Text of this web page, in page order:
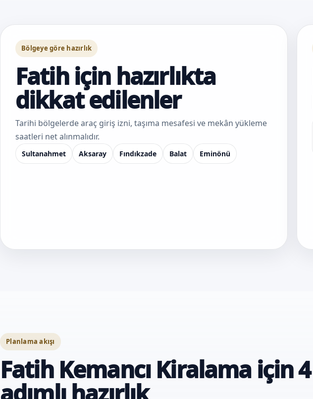
Bölgeye göre hazırlık
Fatih için hazırlıkta
dikkat edilenler
Tarihi bölgelerde araç giriş izni, taşıma mesafesi ve mekân yükleme
saatleri net alınmalıdır.
Sultanahmet Aksaray Fındıkzade Balat Eminönü
Planlama akışı
Fatih Kemancı Kiralama için 4